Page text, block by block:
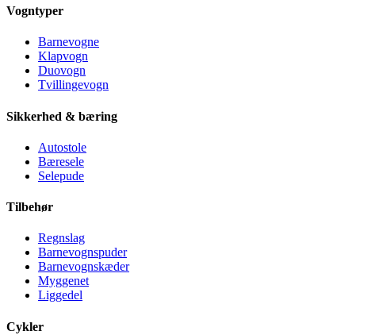
Vogntyper
Barnevogne
Klapvogn
Duovogn
Tvillingevogn
Sikkerhed & bæring
Autostole
Bæresele
Selepude
Tilbehør
Regnslag
Barnevognspuder
Barnevognskæder
Myggenet
Liggedel
Cykler